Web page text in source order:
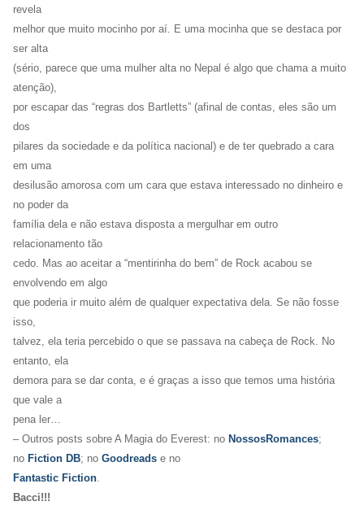
revela
melhor que muito mocinho por aí. E uma mocinha que se destaca por
ser alta
(sério, parece que uma mulher alta no Nepal é algo que chama a muito
atenção),
por escapar das “regras dos Bartletts” (afinal de contas, eles são um
dos
pilares da sociedade e da política nacional) e de ter quebrado a cara
em uma
desilusão amorosa com um cara que estava interessado no dinheiro e
no poder da
família dela e não estava disposta a mergulhar em outro
relacionamento tão
cedo. Mas ao aceitar a “mentirinha do bem” de Rock acabou se
envolvendo em algo
que poderia ir muito além de qualquer expectativa dela. Se não fosse
isso,
talvez, ela teria percebido o que se passava na cabeça de Rock. No
entanto, ela
demora para se dar conta, e é graças a isso que temos uma história
que vale a
pena ler…
– Outros posts sobre A Magia do Everest: no NossosRomances;
no Fiction DB; no Goodreads e no
Fantastic Fiction.
Bacci!!!